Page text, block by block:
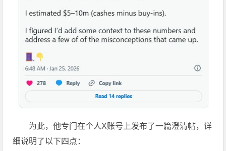
为此，他专门在个人X账号上发布了一篇澄清帖，详
细说明了以下四点：